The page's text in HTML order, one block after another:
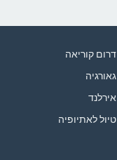
דרום קוריאה
גאורגיה
אירלנד
טיול לאתיופיה